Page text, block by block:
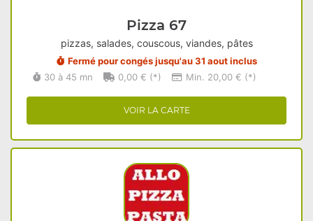
Pizza 67
pizzas, salades, couscous, viandes, pâtes
Fermé pour congés jusqu'au 31 aout inclus
30 à 45 mn
0,00 € (*) Min. 20,00 € (*)
VOIR LA CARTE